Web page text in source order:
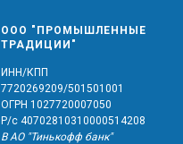
ООО "ПРОМЫШЛЕННЫЕ
ТРАДИЦИИ"
ИНН/КПП
7720269209/501501001
ОГРН 1027720007050
Р/с 40702810310000514208
В АО "Тинькофф банк"